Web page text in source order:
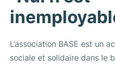
L’association BASE est un
sociale et solidaire dans le